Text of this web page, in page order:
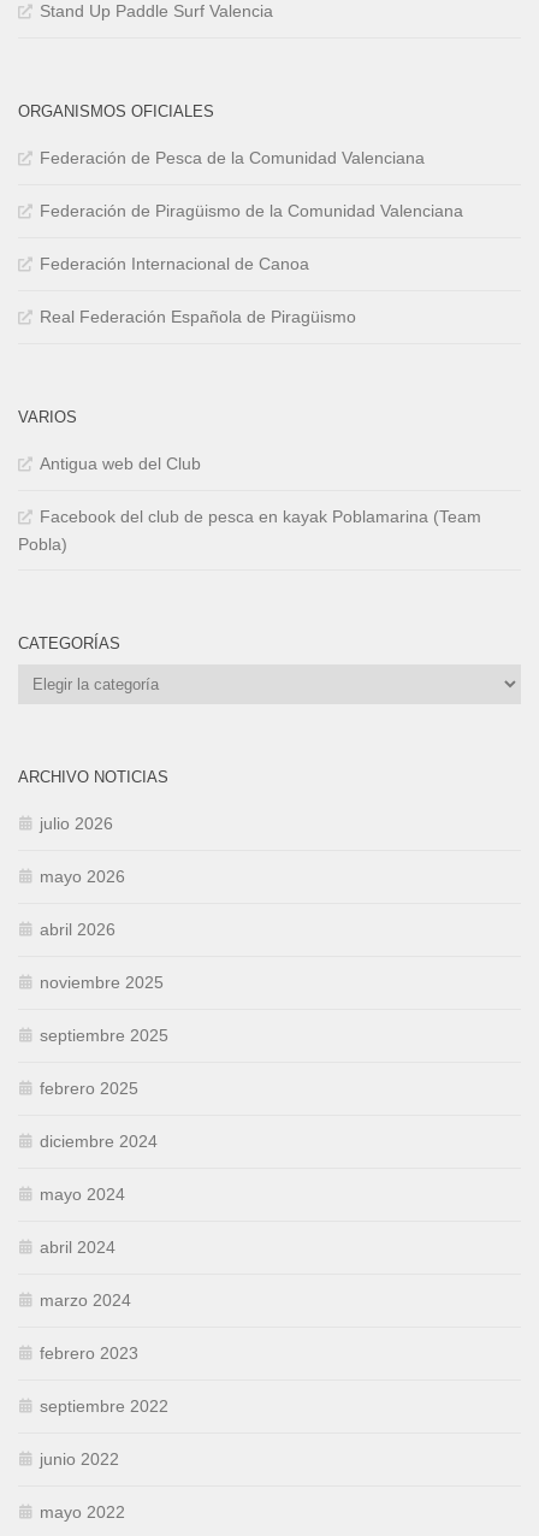
Stand Up Paddle Surf Valencia
ORGANISMOS OFICIALES
Federación de Pesca de la Comunidad Valenciana
Federación de Piragüismo de la Comunidad Valenciana
Federación Internacional de Canoa
Real Federación Española de Piragüismo
VARIOS
Antigua web del Club
Facebook del club de pesca en kayak Poblamarina (Team
Pobla)
CATEGORÍAS
Categorías
ARCHIVO NOTICIAS
julio 2026
mayo 2026
abril 2026
noviembre 2025
septiembre 2025
febrero 2025
diciembre 2024
mayo 2024
abril 2024
marzo 2024
febrero 2023
septiembre 2022
junio 2022
mayo 2022